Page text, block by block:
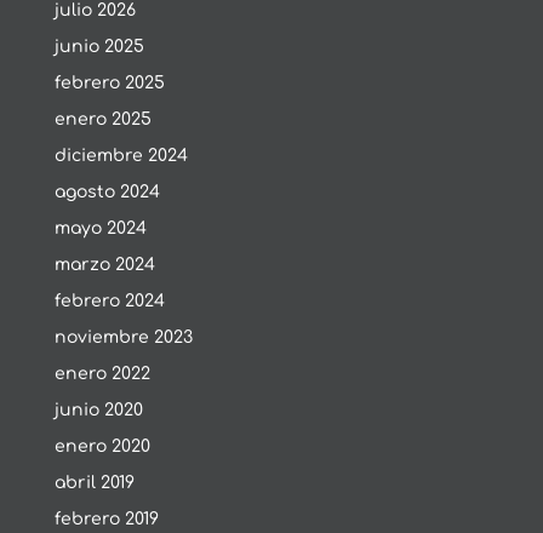
julio 2026
junio 2025
febrero 2025
enero 2025
diciembre 2024
agosto 2024
mayo 2024
marzo 2024
febrero 2024
noviembre 2023
enero 2022
junio 2020
enero 2020
abril 2019
febrero 2019